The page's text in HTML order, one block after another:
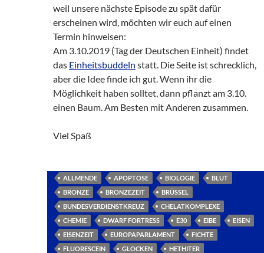
weil unsere nächste Episode zu spät dafür
erscheinen wird, möchten wir euch auf einen
Termin hinweisen:
Am 3.10.2019 (Tag der Deutschen Einheit) findet
das Einheitsbuddeln statt. Die Seite ist schrecklich,
aber die Idee finde ich gut. Wenn ihr die
Möglichkeit haben solltet, dann pflanzt am 3.10.
einen Baum. Am Besten mit Anderen zusammen.
Viel Spaß
ALLMENDE APOPTOSE BIOLOGIE
BLUT
BRONZE
BRONZEZEIT
BRÜSSEL
BUNDESVERDIENSTKREUZ
CHELATKOMPLEXE
CHEMIE
DWARF FORTRESS E30 EIBE
EISEN
EISENZEIT
EUROPAPARLAMENT
FICHTE
FLUORESCEIN
GLOCKEN
HETHITER